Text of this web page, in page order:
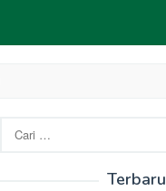
untuk:
Terbaru